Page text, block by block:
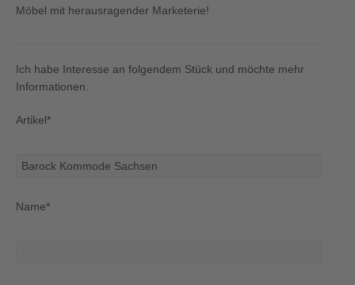
Möbel mit herausragender Marketerie!
Ich habe Interesse an folgendem Stück und möchte mehr
Informationen.
Artikel*
Name*